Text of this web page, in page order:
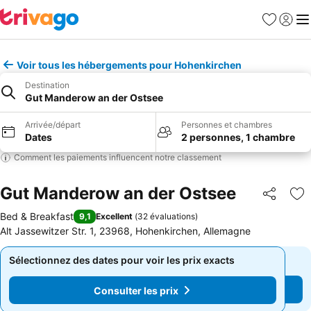
Favoris
Se
Voir tous les hébergements pour Hohenkirchen
Destination
Gut Manderow an der Ostsee
Arrivée/départ
Dates
Personnes et chambres
2 personnes, 1 chambre
Comment les paiements influencent notre classement
Gut Manderow an der Ostsee Partager
Bed & Breakfast 9,1 Excellent (32 évaluations)
Alt Jassewitzer Str. 1, 23968, Hohenkirchen, Allemagne
Sélectionnez des dates pour voir les prix exacts
Consulter les prix
Sélectionnez des dates pour voir les prix exacts
Consulter les prix